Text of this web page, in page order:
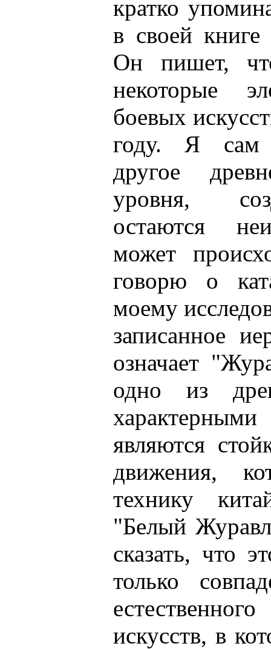
кратко
в своей
Он пишет,
некоторые
боевых
году. Я сам
другое
уровня,
остаются
может
говорю о
моему
записанное
означает
одно из
являются
движения,
технику
"Белый
сказать, что
только
искусств, в